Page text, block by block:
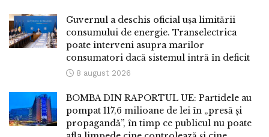
Guvernul a deschis oficial ușa limitării
consumului de energie. Transelectrica
poate interveni asupra marilor
consumatori dacă sistemul intră în deficit
8 august 2026
BOMBA DIN RAPORTUL UE: Partidele au
pompat 117,6 milioane de lei în „presă și
propagandă”, în timp ce publicul nu poate